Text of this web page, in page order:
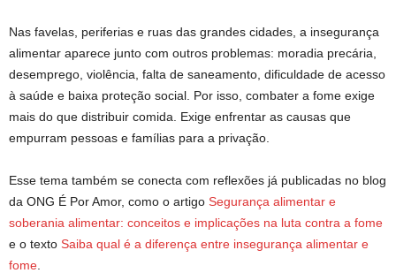
Nas favelas, periferias e ruas das grandes cidades, a insegurança
alimentar aparece junto com outros problemas: moradia precária,
desemprego, violência, falta de saneamento, dificuldade de acesso
à saúde e baixa proteção social. Por isso, combater a fome exige
mais do que distribuir comida. Exige enfrentar as causas que
empurram pessoas e famílias para a privação.
Esse tema também se conecta com reflexões já publicadas no blog
da ONG É Por Amor, como o artigo Segurança alimentar e
soberania alimentar: conceitos e implicações na luta contra a fome
e o texto Saiba qual é a diferença entre insegurança alimentar e
fome